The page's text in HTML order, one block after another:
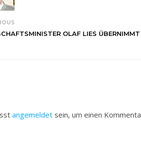
OLAF LIES
angemeldet sein, um einen